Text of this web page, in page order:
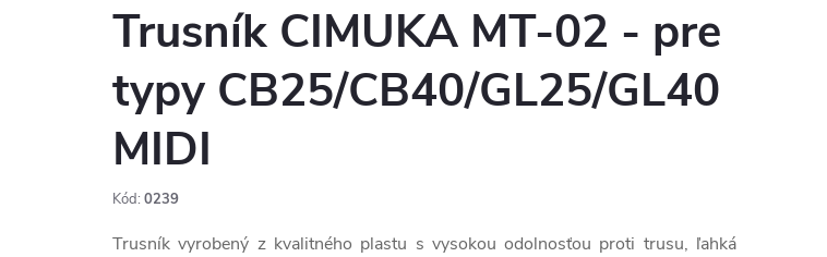
Trusník CIMUKA MT-02 - pre
typy CB25/CB40/GL25/GL40
MIDI
Kód: 0239
Trusník vyrobený z kvalitného plastu s vysokou odolnosťou proti trusu, ľahká